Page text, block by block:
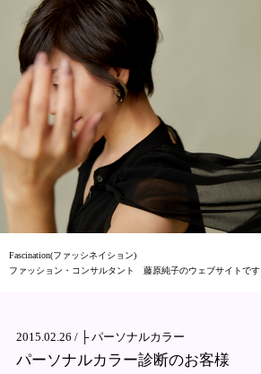
Fascination(ファッシネイション)
ファッション・コンサルタント 藤原純子のウェブサイトです
2015.02.26 / ├ パーソナルカラー
パーソナルカラー診断のお客様